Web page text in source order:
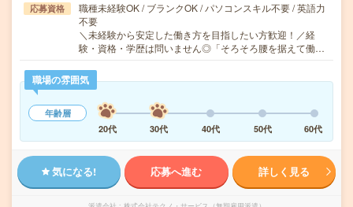
応募資格
職種未経験OK / ブランクOK / パソコンスキル不要 / 英語力
不要
＼未経験から安定した働き方を目指したい方歓迎！／経
験・資格・学歴は問いません◎「そろそろ腰を据えて働…
職場の雰囲気
年齢層
20代
30代 40代 50代 60代
気になる! 応募へ進む 詳しく見る